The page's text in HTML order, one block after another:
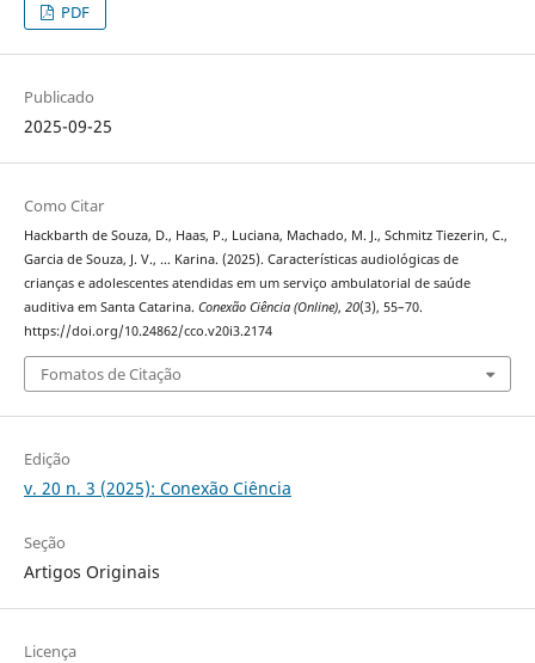
PDF
Publicado
2025-09-25
Como Citar
Hackbarth de Souza, D., Haas, P., Luciana, Machado, M. J., Schmitz Tiezerin, C.,
Garcia de Souza, J. V., … Karina. (2025). Características audiológicas de
crianças e adolescentes atendidas em um serviço ambulatorial de saúde
auditiva em Santa Catarina. Conexão Ciência (Online), 20(3), 55–70.
https://doi.org/10.24862/cco.v20i3.2174
Fomatos de Citação
Edição
v. 20 n. 3 (2025): Conexão Ciência
Seção
Artigos Originais
Licença